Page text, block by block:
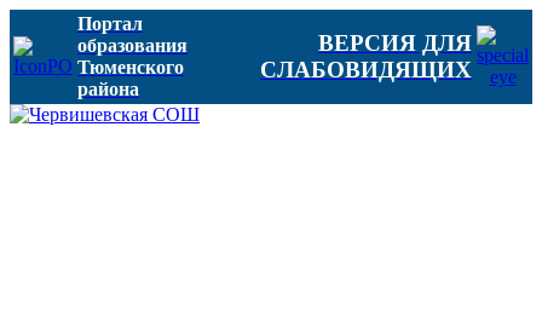
Портал
образования
Тюменского
района
ВЕРСИЯ ДЛЯ
СЛАБОВИДЯЩИХ